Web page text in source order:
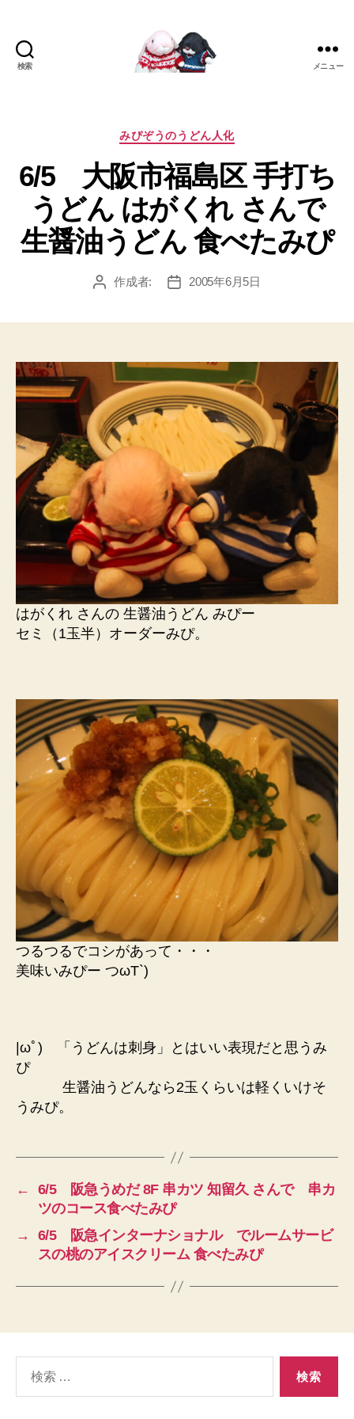
検索
ぴ
う
Blog
メニュー
カ
ゴ
リ
ー
みぴぞうのうどん人化
6/5 大阪市福島区 手打ち
うどん はがくれ さんで
生醤油うどん 食べたみぴ
投 作成者:
投
2005年6月5日
はがくれ さんの 生醤油うどん みぴー
セミ（1玉半）オーダーみぴ。
つるつるでコシがあって・・・
美味いみぴー つωT`)
|ωﾟ) 「うどんは刺身」とはいい表現だと思うみ
ぴ
生醤油うどんなら2玉くらいは軽くいけそ
うみぴ。
←
6/5 阪急うめだ 8F 串カツ 知留久 さんで 串カ
ツのコース食べたみぴ
→
6/5 阪急インターナショナル でルームサービ
スの桃のアイスクリーム 食べたみぴ